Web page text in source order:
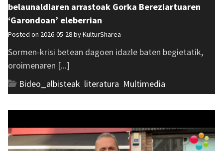
belaunaldiaren arrastoak Gorka Bereziartuaren
‘Garondoan’ eleberrian
Posted on 2026-05-28 byKulturSharea
Sormen-krisi betean dagoen idazle baten begietatik,
oroimenaren [...]
Bideo_albisteak literatura Multimedia